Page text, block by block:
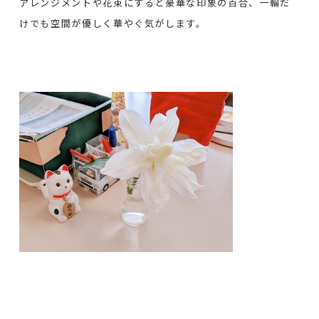
けでも空間が優しく華やぐ気がします。